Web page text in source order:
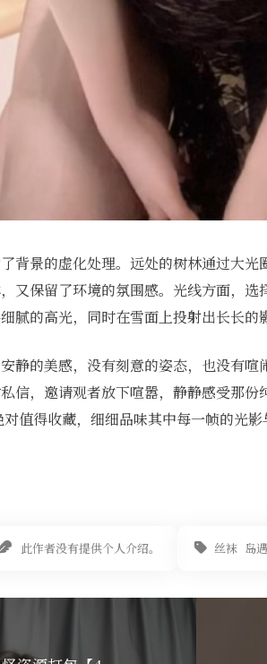
背景的虚化处理。远处的树林通过大
又保留了环境的氛围感。光线方面，
腻的高光，同时在雪面上投射出长长的
静的美感，没有刻意的姿态，也没有
信，邀请观者放下喧嚣，静静感受那
值得收藏，细细品味其中每一帧的光影
此作者没有提供个人介绍。 丝袜 岛遇